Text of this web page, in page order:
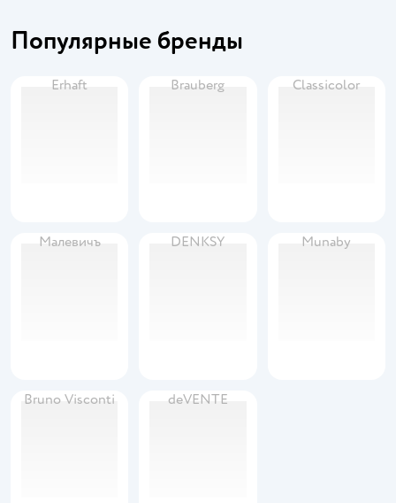
Популярные бренды
Erhaft Brauberg Classicolor
Малевичъ DENKSY Munaby
Bruno Visconti deVENTE